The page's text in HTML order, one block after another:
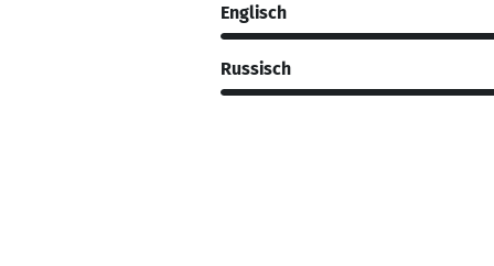
Englisch
Russisch